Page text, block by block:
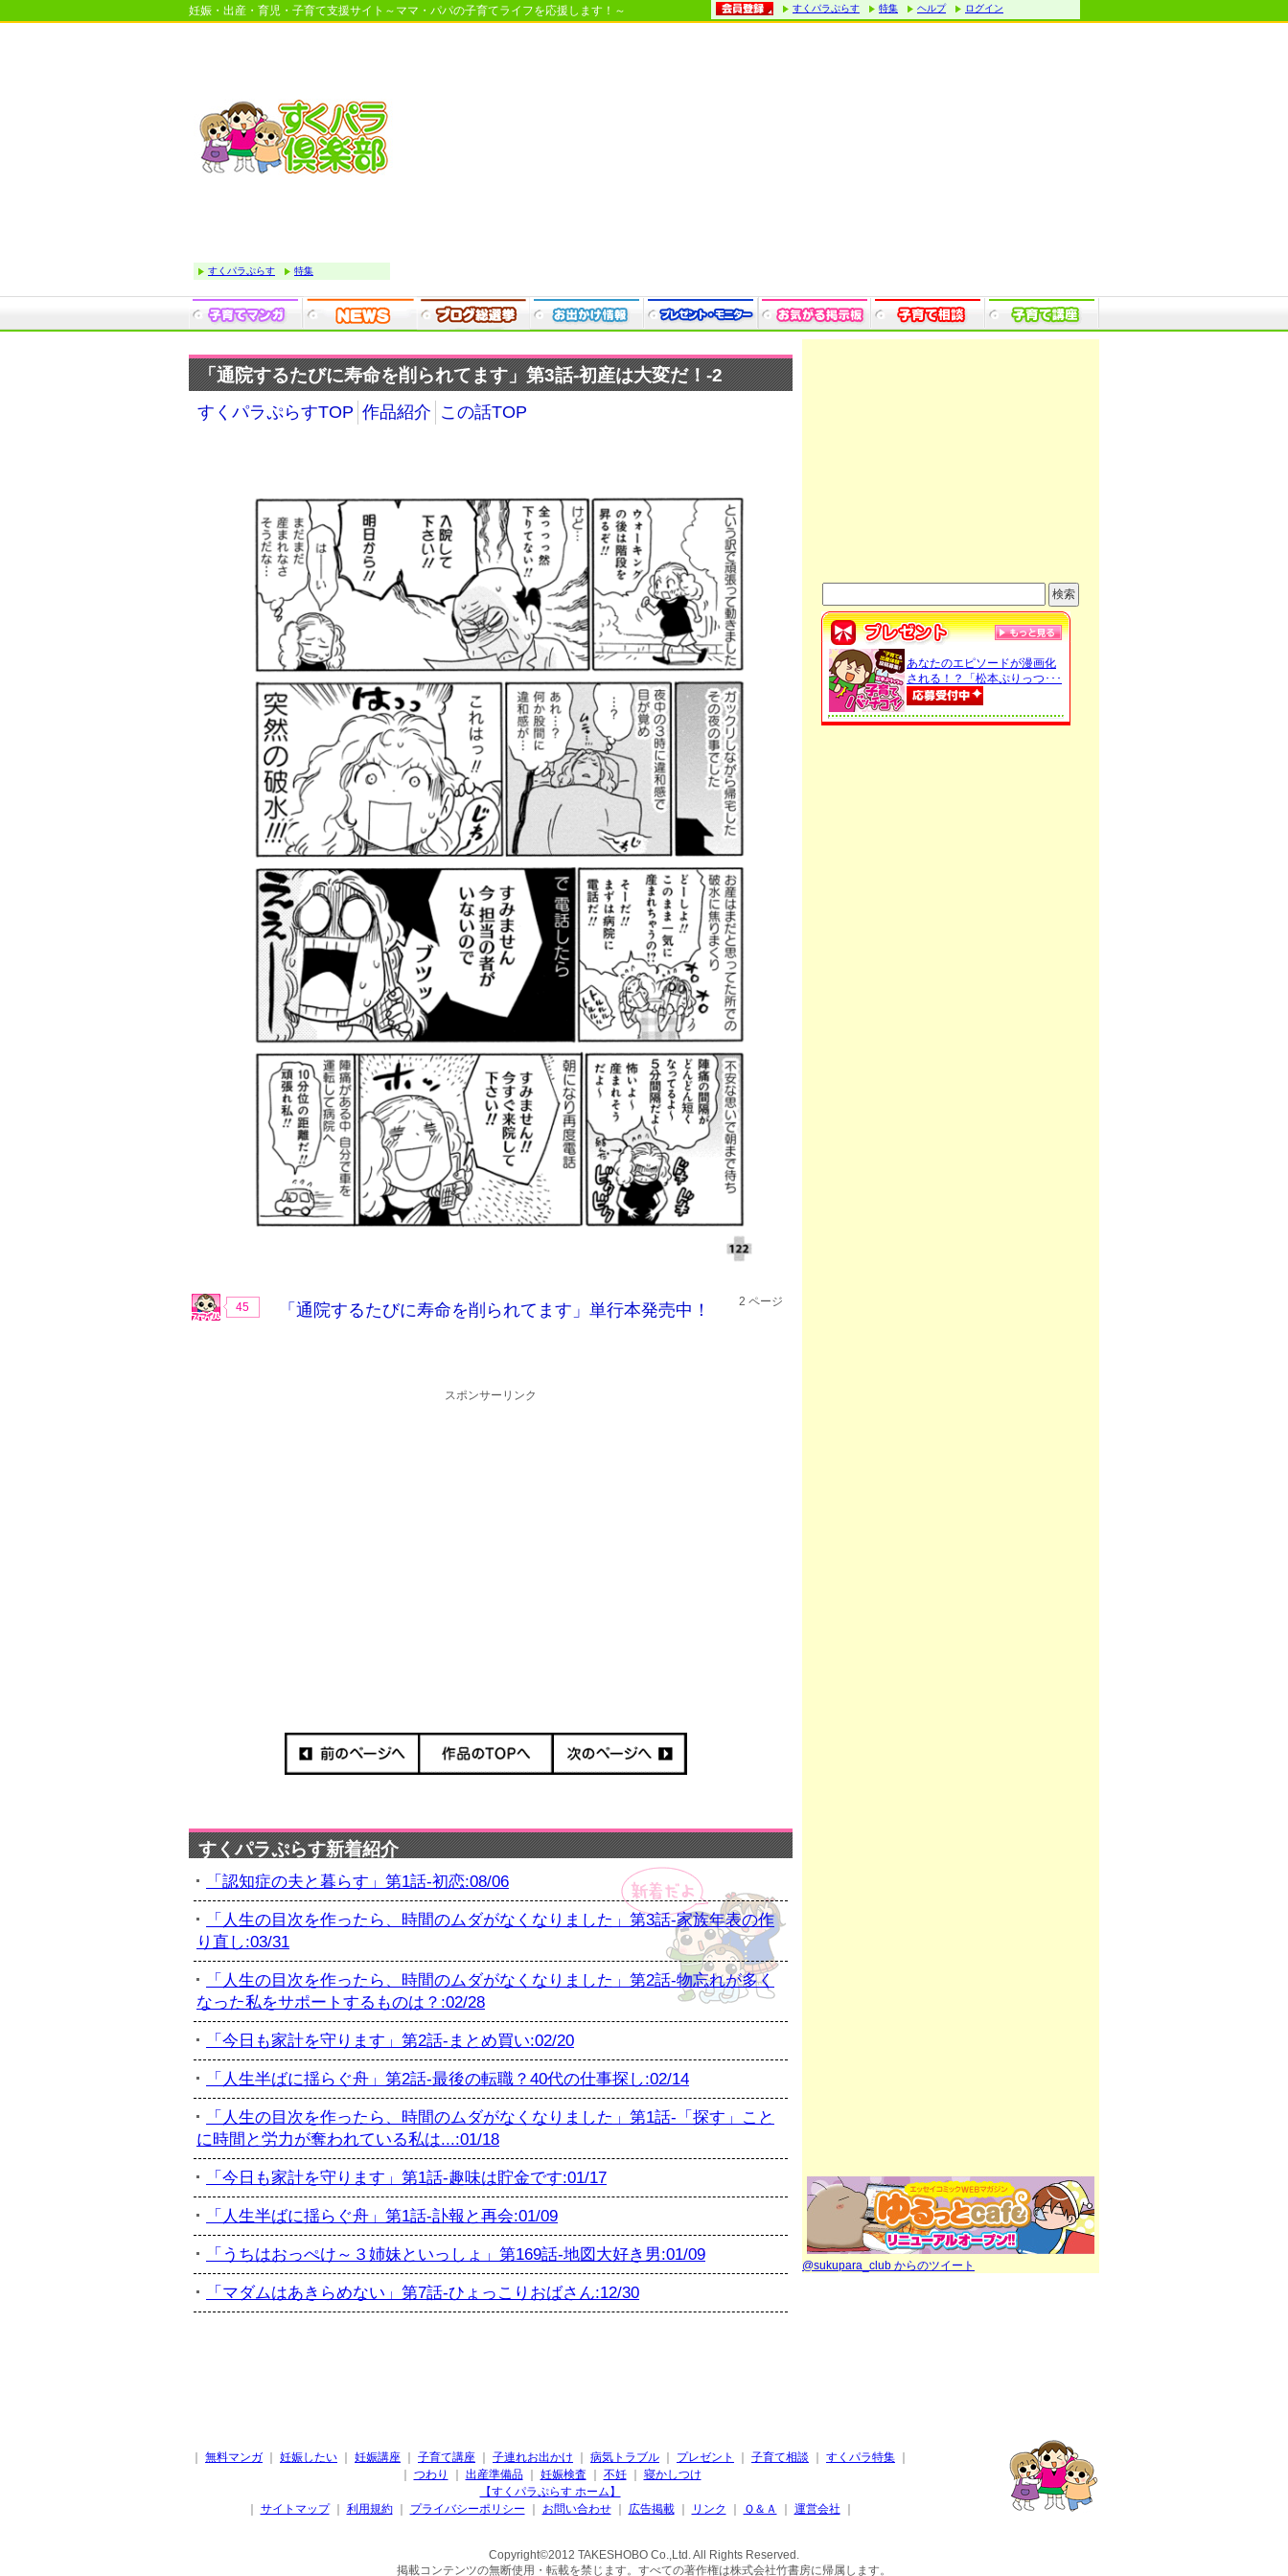
妊娠・出産・育児・子育て支援サイト～ママ・パパの子育てライフを応援します！～ すくパラぷらす 特集 ヘルプ ログイン
すくパラぷらす 特集
「通院するたびに寿命を削られてます」第3話-初産は大変だ！-2
すくパラぷらすTOP 作品紹介 この話TOP
45 「通院するたびに寿命を削られてます」単行本発売中！ 2 ページ
スポンサーリンク
すくパラぷらす新着紹介
「認知症の夫と暮らす」第1話-初恋:08/06
「人生の目次を作ったら、時間のムダがなくなりました」第3話-家族年表の作
り直し:03/31
「人生の目次を作ったら、時間のムダがなくなりました」第2話-物忘れが多く
なった私をサポートするものは？:02/28
「今日も家計を守ります」第2話-まとめ買い:02/20
「人生半ばに揺らぐ舟」第2話-最後の転職？40代の仕事探し:02/14
「人生の目次を作ったら、時間のムダがなくなりました」第1話-「探す」こと
に時間と労力が奪われている私は...:01/18
「今日も家計を守ります」第1話-趣味は貯金です:01/17
「人生半ばに揺らぐ舟」第1話-訃報と再会:01/09
「うちはおっぺけ～３姉妹といっしょ」第169話-地図大好き男:01/09
「マダムはあきらめない」第7話-ひょっこりおばさん:12/30
あなたのエピソードが漫画化
される！？「松本ぷりっつ･･･
@sukupara_club からのツイート
無料マンガ 妊娠したい 妊娠講座 子育て講座 子連れお出かけ 病気トラブル プレゼント 子育て相談 すくパラ特集
つわり 出産準備品 妊娠検査 不妊
寝かしつけ
【すくパラぷらす ホーム】
サイトマップ 利用規約 プライバシーポリシー お問い合わせ 広告掲載 リンク Ｑ＆Ａ 運営会社
Copyright©2012 TAKESHOBO Co.,Ltd. All Rights Reserved.
掲載コンテンツの無断使用・転載を禁じます。すべての著作権は株式会社竹書房に帰属します。